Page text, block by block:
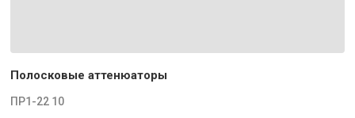
Полосковые аттенюаторы
ПР1-22 10